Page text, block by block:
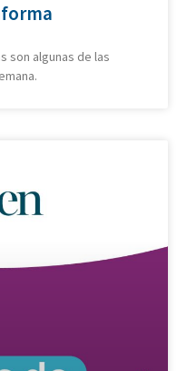
son algunas de las